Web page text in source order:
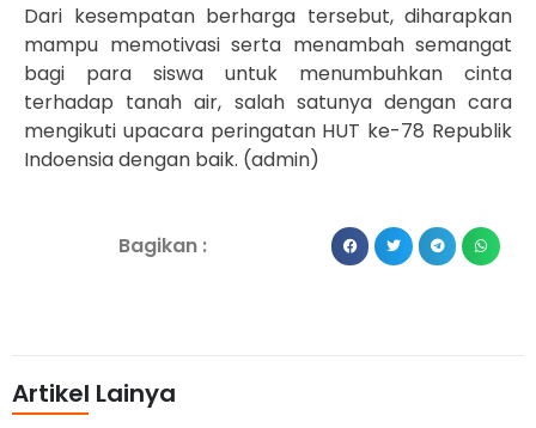
Dari kesempatan berharga tersebut, diharapkan
mampu memotivasi serta menambah semangat
bagi para siswa untuk menumbuhkan cinta
terhadap tanah air, salah satunya dengan cara
mengikuti upacara peringatan HUT ke-78 Republik
Indoensia dengan baik. (admin)
Bagikan :
Artikel Lainya